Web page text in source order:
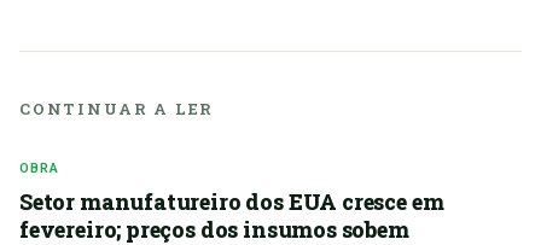
CONTINUAR A LER
OBRA
Setor manufatureiro dos EUA cresce em
fevereiro; preços dos insumos sobem